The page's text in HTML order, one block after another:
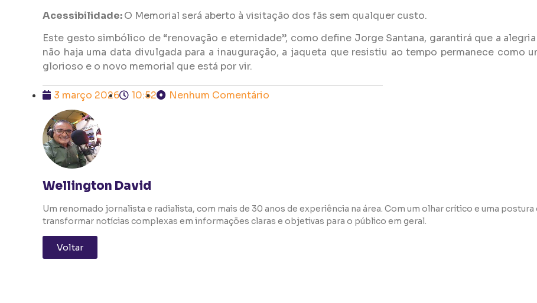
Acessibilidade:O Memorial será aberto à visitação dos fãs sem qualquer custo.
Este gesto simbólico de “renovação e eternidade”, como define Jorge Santana, garantirá que a
não haja uma data divulgada para a inauguração, a jaqueta que resistiu ao tempo permanece
glorioso e o novo memorial que está por vir.
3 março 2026 10:52 Nenhum Comentário
Wellington David
Um renomado jornalista e radialista, com mais de 30 anos de experiência na área. Com um olhar crítico e uma
transformar notícias complexas em informações claras e objetivas para o público em geral.
Voltar